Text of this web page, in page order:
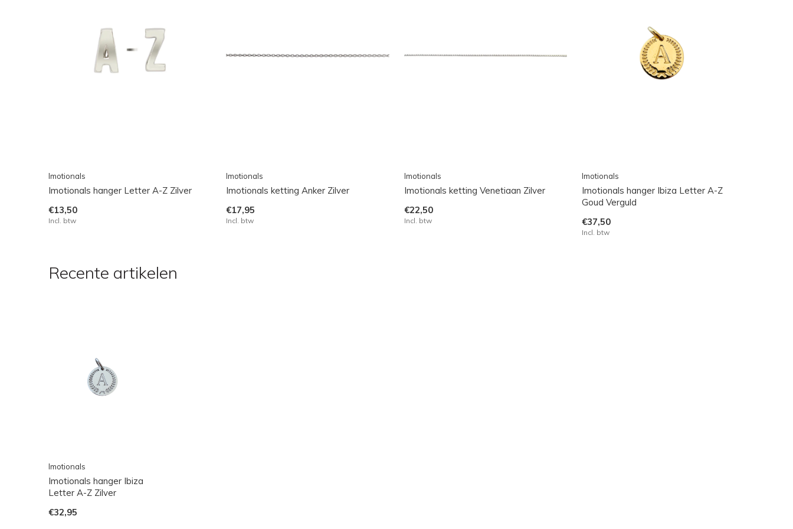
Imotionals
Imotionals hanger Letter A-Z Zilver
€13,50
Incl. btw
Imotionals
Imotionals ketting Anker Zilver
€17,95
Incl. btw
Imotionals
Imotionals ketting Venetiaan Zilver
€22,50
Incl. btw
Imotionals
Imotionals hanger Ibiza Letter A-Z
Goud Verguld
€37,50
Incl. btw
Recente artikelen
Imotionals
Imotionals hanger Ibiza
Letter A-Z Zilver
€32,95